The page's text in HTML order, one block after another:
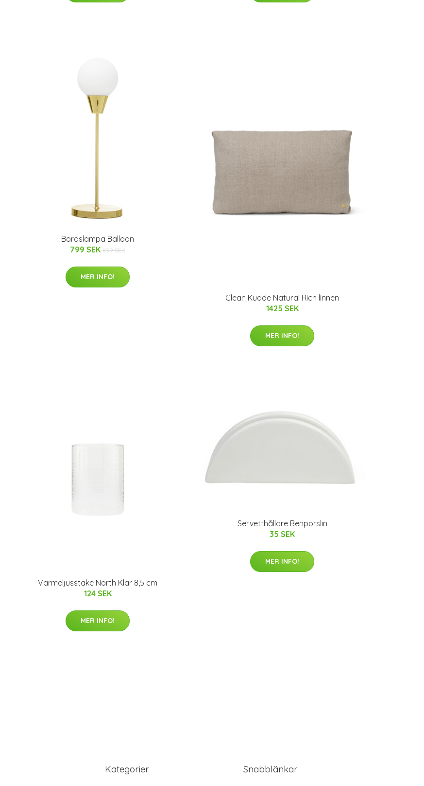
Bordslampa Balloon
799 SEK 839 SEK
MER INFO!
Clean Kudde Natural Rich linnen
1425 SEK
MER INFO!
Värmeljusstake North Klar 8,5 cm
124 SEK
MER INFO!
Servetthållare Benporslin
35 SEK
MER INFO!
Kategorier Snabblänkar